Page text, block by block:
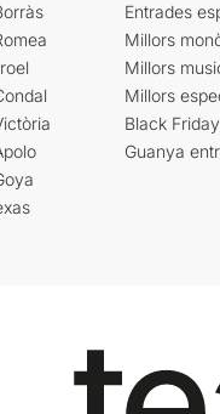
Entrades
Millors
Millors
Millors
Black
Guanya